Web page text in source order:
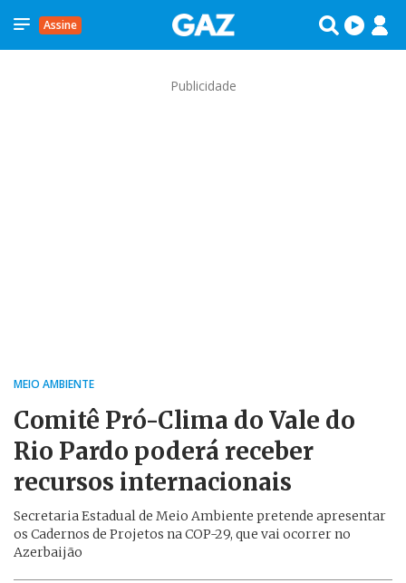
Assine
Publicidade
MEIO AMBIENTE
Comitê Pró-Clima do Vale do
Rio Pardo poderá receber
recursos internacionais
Secretaria Estadual de Meio Ambiente pretende apresentar
os Cadernos de Projetos na COP-29, que vai ocorrer no
Azerbaijão